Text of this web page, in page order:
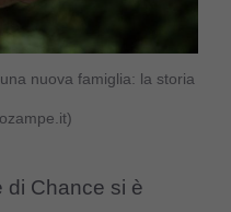
nuova famiglia: la storia
di Chance si è